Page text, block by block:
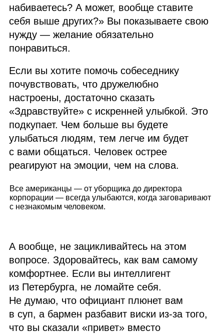
набиваетесь? А может, вообще ставите
себя выше других?» Вы показываете свою
нужду — желание обязательно
понравиться.
Если вы хотите помочь собеседнику
почувствовать, что дружелюбно
настроены, достаточно сказать
«Здравствуйте» с искренней улыбкой. Это
подкупает. Чем больше вы будете
улыбаться людям, тем легче им будет
с вами общаться. Человек острее
реагируют на эмоции, чем на слова.
Все американцы — от уборщика до директора
корпорации — всегда улыбаются, когда заговаривают
с незнакомым человеком.
А вообще, не зацикливайтесь на этом
вопросе. Здоровайтесь, как вам самому
комфортнее. Если вы интеллигент
из Петербурга, не ломайте себя.
Не думаю, что официант плюнет вам
в суп, а бармен разбавит виски из‑за того,
что вы сказали «привет» вместо